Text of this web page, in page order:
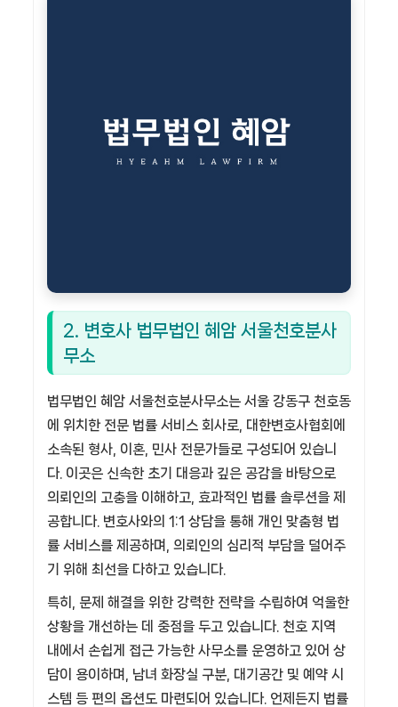
2. 변호사 법무법인 혜암 서울천호분사
무소
법무법인 혜암 서울천호분사무소는 서울 강동구 천호동
에 위치한 전문 법률 서비스 회사로, 대한변호사협회에
소속된 형사, 이혼, 민사 전문가들로 구성되어 있습니
다. 이곳은 신속한 초기 대응과 깊은 공감을 바탕으로
의뢰인의 고충을 이해하고, 효과적인 법률 솔루션을 제
공합니다. 변호사와의 1:1 상담을 통해 개인 맞춤형 법
률 서비스를 제공하며, 의뢰인의 심리적 부담을 덜어주
기 위해 최선을 다하고 있습니다.
특히, 문제 해결을 위한 강력한 전략을 수립하여 억울한
상황을 개선하는 데 중점을 두고 있습니다. 천호 지역
내에서 손쉽게 접근 가능한 사무소를 운영하고 있어 상
담이 용이하며, 남녀 화장실 구분, 대기공간 및 예약 시
스템 등 편의 옵션도 마련되어 있습니다. 언제든지 법률